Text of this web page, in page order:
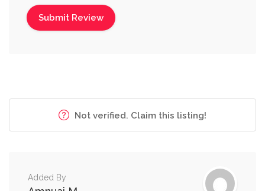
Not verified. Claim this listing!
Added By